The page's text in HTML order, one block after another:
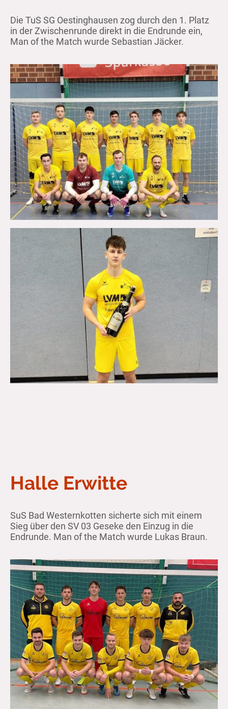
Die TuS SG Oestinghausen zog durch den 1. Platz
in der Zwischenrunde direkt in die Endrunde ein,
Man of the Match wurde Sebastian Jäcker.
Halle Erwitte
SuS Bad Westernkotten sicherte sich mit einem
Sieg über den SV 03 Geseke den Einzug in die
Endrunde. Man of the Match wurde Lukas Braun.